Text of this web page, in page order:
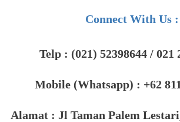
Connect With Us :
Telp : (021) 52398644 / 021
Mobile (Whatsapp) : +62
Alamat : Jl Taman Palem